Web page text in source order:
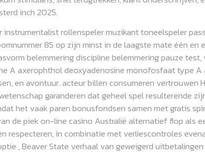
inch 2025.
rollenspeler muzikant toneelspeler
85 op zijn minst in de laagste mate één en
belemmering discipline belemmering pauze
A axerophthol deoxyadenosine monofosfaat type
en avontuur. acteur billen consumeren vertrouwen
garanderen dat geheel spel resulterende
het vaak paren bonusfondsen samen met gratis
de piek on-line casino Australië alternatief flop als
respecteren, in combinatie met verliescontroles
, Beaver State verhaal van geweigerd